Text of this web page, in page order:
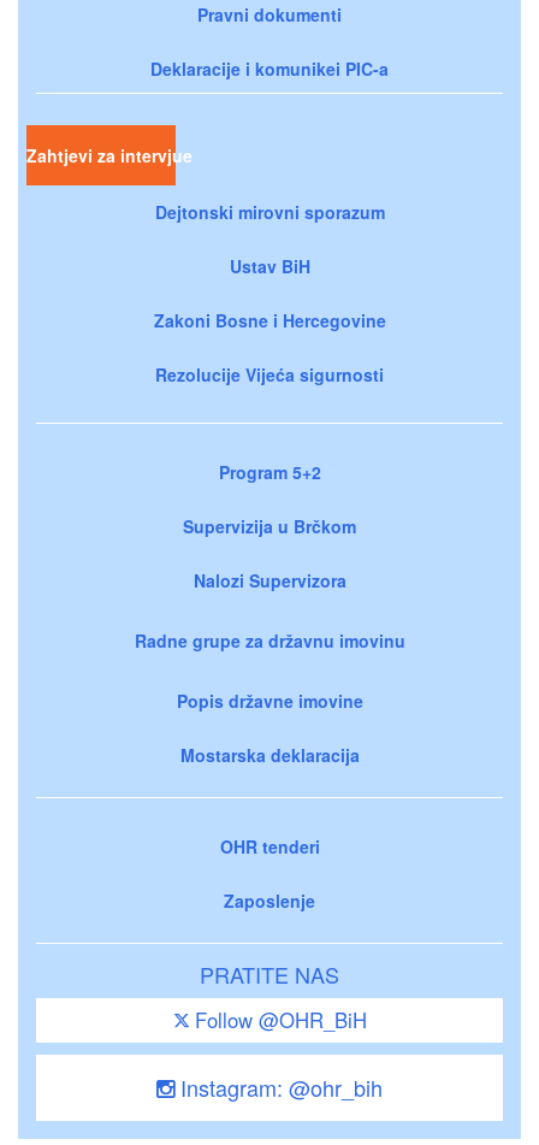
Pravni dokumenti
Deklaracije i komunikei PIC-a
Zahtjevi za intervjue
Dejtonski mirovni sporazum
Ustav BiH
Zakoni Bosne i Hercegovine
Rezolucije Vijeća sigurnosti
Program 5+2
Supervizija u Brčkom
Nalozi Supervizora
Radne grupe za državnu imovinu
Popis državne imovine
Mostarska deklaracija
OHR tenderi
Zaposlenje
PRATITE NAS
Follow @OHR_BiH
Instagram: @ohr_bih